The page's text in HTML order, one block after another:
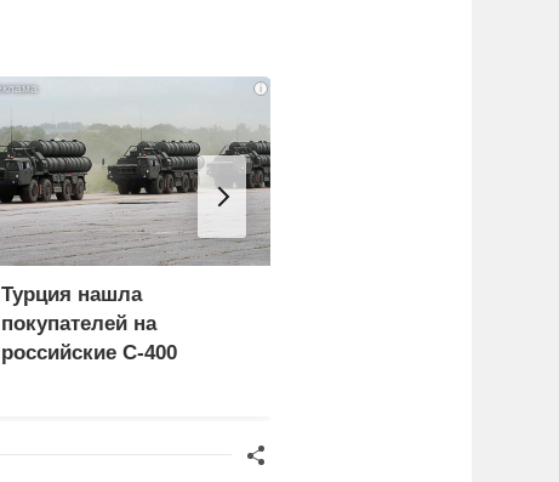
i
Турция нашла
покупателей на
российские C-400